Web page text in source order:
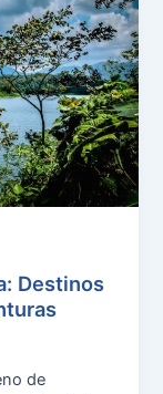
Destinos
de